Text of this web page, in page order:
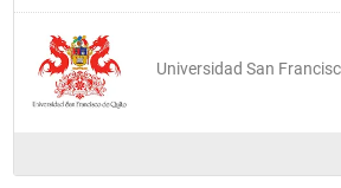
AREA DE PRODUCCION
Universidad San